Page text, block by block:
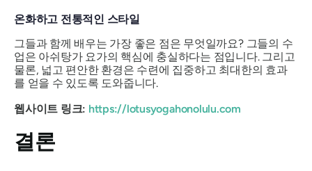
온화하고 전통적인 스타일
그들과 함께 배우는 가장 좋은 점은 무엇일까요? 그들의 수
업은 아쉬탕가 요가의 핵심에 충실하다는 점입니다. 그리고
물론, 넓고 편안한 환경은 수련에 집중하고 최대한의 효과
를 얻을 수 있도록 도와줍니다.
웹사이트 링크: https://lotusyogahonolulu.com
결론